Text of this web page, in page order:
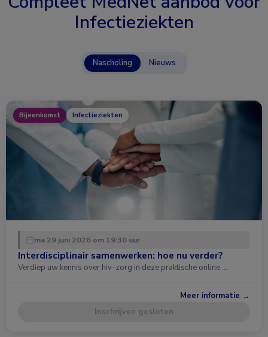
Infectieziekten
Nascholing Nieuws
Bijeenkomst Infectieziekten
ma 29 juni 2026 om 19:30 uur
Interdisciplinair samenwerken: hoe nu verder?
Verdiep uw kennis over hiv-zorg in deze praktische online …
Meer informatie →
Inschrijven gesloten